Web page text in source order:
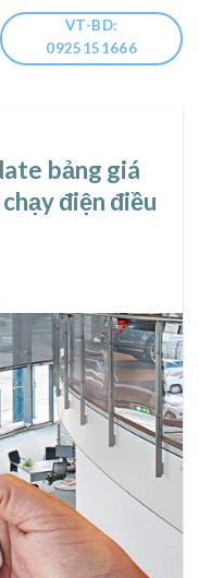
VT-BD:
0925151666
bảng giá
điện điều